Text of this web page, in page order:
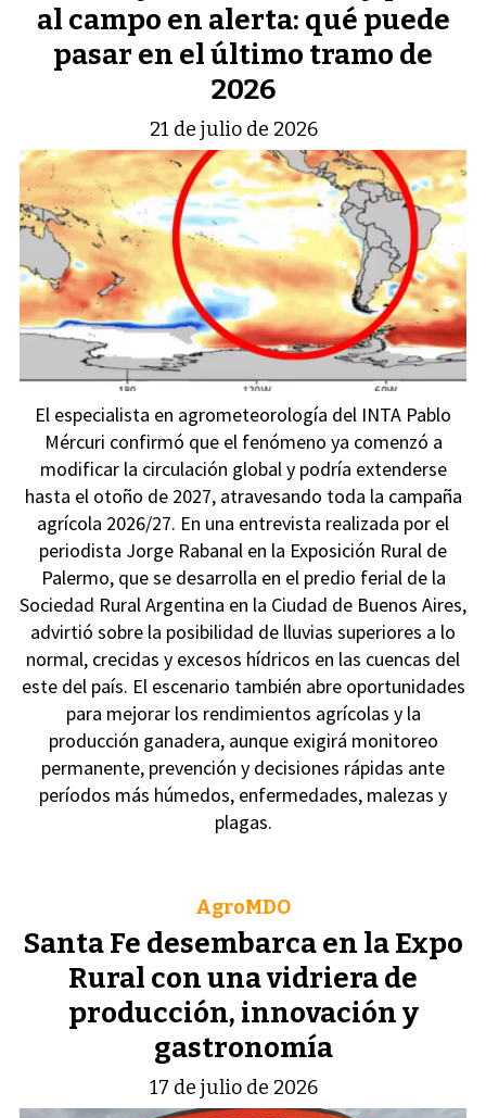
al campo en alerta: qué puede
pasar en el último tramo de
2026
21 de julio de 2026
El especialista en agrometeorología del INTA Pablo
Mércuri confirmó que el fenómeno ya comenzó a
modificar la circulación global y podría extenderse
hasta el otoño de 2027, atravesando toda la campaña
agrícola 2026/27. En una entrevista realizada por el
periodista Jorge Rabanal en la Exposición Rural de
Palermo, que se desarrolla en el predio ferial de la
Sociedad Rural Argentina en la Ciudad de Buenos Aires,
advirtió sobre la posibilidad de lluvias superiores a lo
normal, crecidas y excesos hídricos en las cuencas del
este del país. El escenario también abre oportunidades
para mejorar los rendimientos agrícolas y la
producción ganadera, aunque exigirá monitoreo
permanente, prevención y decisiones rápidas ante
períodos más húmedos, enfermedades, malezas y
plagas.
Santa Fe desembarca en la Expo
Rural con una vidriera de
producción, innovación y
gastronomía
AgroMDO
17 de julio de 2026